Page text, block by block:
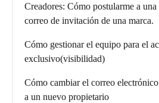
Creadores: Cómo postularme a una
correo de invitación de una marca.
Cómo gestionar el equipo para el
exclusivo(visibilidad)
Cómo cambiar el correo
a un nuevo propietario